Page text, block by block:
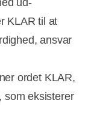
KLAR til at
ansvar
ordet KLAR,
eksisterer